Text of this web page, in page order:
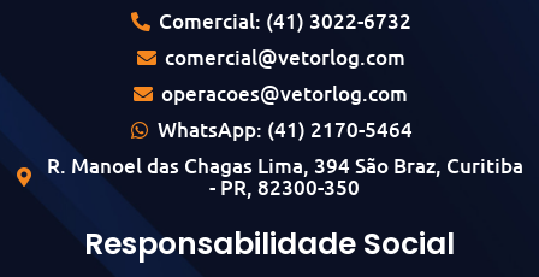
Comercial: (41) 3022-6732
comercial@vetorlog.com
operacoes@vetorlog.com
WhatsApp: (41) 2170-5464
R. Manoel das Chagas Lima, 394 São Braz, Curitiba
- PR, 82300-350
Responsabilidade Social